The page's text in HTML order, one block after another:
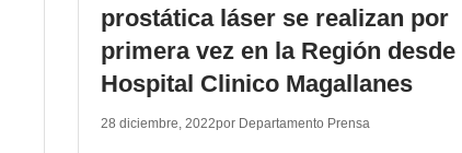
prostática láser se realizan por
primera vez en la Región desde
Hospital Clinico Magallanes
28 diciembre, 2022por Departamento Prensa